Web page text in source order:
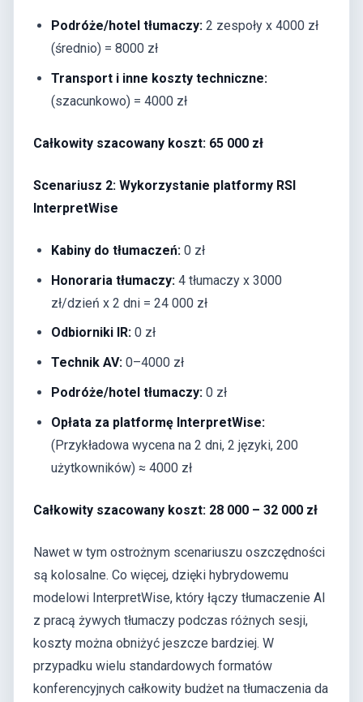
Podróże/hotel tłumaczy: 2 zespoły x 4000 zł
(średnio) = 8000 zł
Transport i inne koszty techniczne:
(szacunkowo) = 4000 zł
Całkowity szacowany koszt: 65 000 zł
Scenariusz 2: Wykorzystanie platformy RSI
InterpretWise
Kabiny do tłumaczeń: 0 zł
Honoraria tłumaczy: 4 tłumaczy x 3000
zł/dzień x 2 dni = 24 000 zł
Odbiorniki IR: 0 zł
Technik AV: 0–4000 zł
Podróże/hotel tłumaczy: 0 zł
Opłata za platformę InterpretWise:
(Przykładowa wycena na 2 dni, 2 języki, 200
użytkowników) ≈ 4000 zł
Całkowity szacowany koszt: 28 000 – 32 000 zł
Nawet w tym ostrożnym scenariuszu oszczędności
są kolosalne. Co więcej, dzięki hybrydowemu
modelowi InterpretWise, który łączy tłumaczenie AI
z pracą żywych tłumaczy podczas różnych sesji,
koszty można obniżyć jeszcze bardziej. W
przypadku wielu standardowych formatów
konferencyjnych całkowity budżet na tłumaczenia da